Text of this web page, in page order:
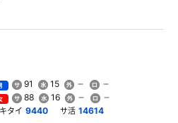
91 15
88 16
タイ 9440 サ活 14614